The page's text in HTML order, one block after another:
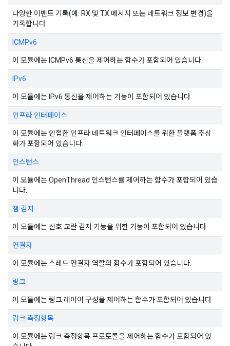
다양한 이벤트 기록(예: RX 및 TX 메시지 또는 네트워크 정보 변경)을
기록합니다.
ICMPv6
이 모듈에는 ICMPv6 통신을 제어하는 함수가 포함되어 있습니다.
IPv6
이 모듈에는 IPv6 통신을 제어하는 기능이 포함되어 있습니다.
인프라 인터페이스
이 모듈에는 인접한 인프라 네트워크 인터페이스를 위한 플랫폼 추상
화가 포함되어 있습니다.
인스턴스
이 모듈에는 OpenThread 인스턴스를 제어하는 함수가 포함되어 있습
니다.
잼 감지
이 모듈에는 신호 교란 감지 기능을 위한 기능이 포함되어 있습니다.
연결자
이 모듈에는 스레드 연결자 역할의 함수가 포함되어 있습니다.
링크
이 모듈에는 링크 레이어 구성을 제어하는 함수가 포함되어 있습니다.
링크 측정항목
이 모듈에는 링크 측정항목 프로토콜을 제어하는 함수가 포함되어 있